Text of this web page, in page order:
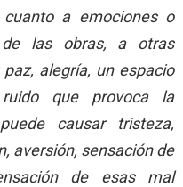
a emociones o
las obras, a otras
alegría, un espacio
que provoca la
causar tristeza,
aversión, sensación de
de esas mal